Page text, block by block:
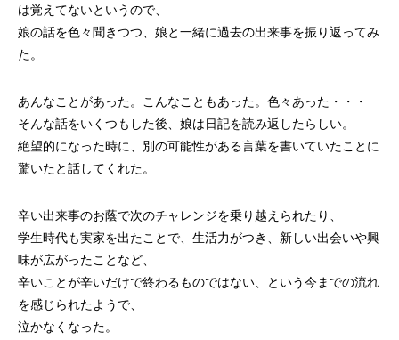
は覚えてないというので、
娘の話を色々聞きつつ、娘と一緒に過去の出来事を振り返ってみ
た。
あんなことがあった。こんなこともあった。色々あった・・・
そんな話をいくつもした後、娘は日記を読み返したらしい。
絶望的になった時に、別の可能性がある言葉を書いていたことに
驚いたと話してくれた。
辛い出来事のお蔭で次のチャレンジを乗り越えられたり、
学生時代も実家を出たことで、生活力がつき、新しい出会いや興
味が広がったことなど、
辛いことが辛いだけで終わるものではない、という今までの流れ
を感じられたようで、
泣かなくなった。